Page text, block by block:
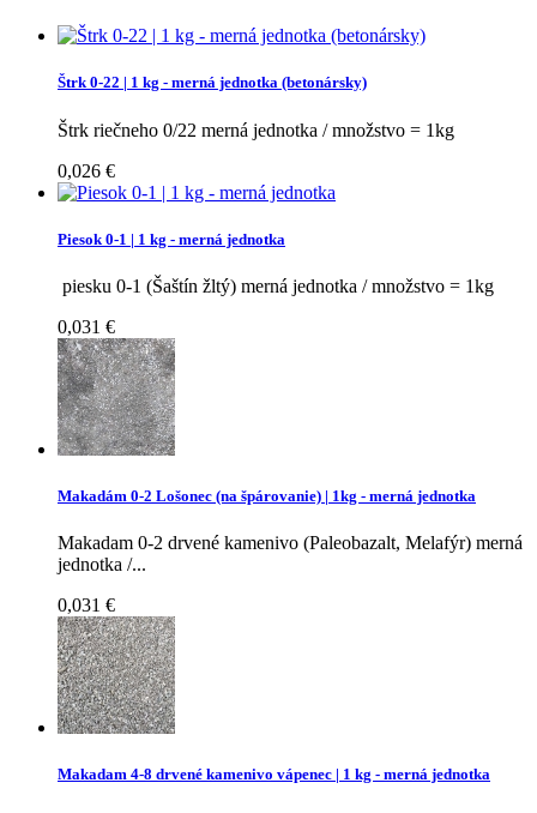
Štrk 0-22 | 1 kg - merná jednotka (betonársky)
Štrk riečneho 0/22 merná jednotka / množstvo = 1kg
0,026 €
Piesok 0-1 | 1 kg - merná jednotka
piesku 0-1 (Šaštín žltý) merná jednotka / množstvo = 1kg
0,031 €
Makadám 0-2 Lošonec (na špárovanie) | 1kg - merná jednotka
Makadam 0-2 drvené kamenivo (Paleobazalt, Melafýr) merná
jednotka /...
0,031 €
Makadam 4-8 drvené kamenivo vápenec | 1 kg - merná jednotka